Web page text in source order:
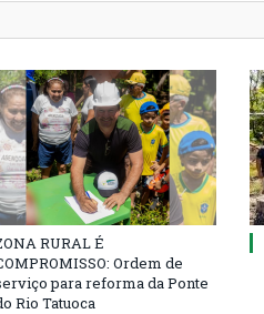
RURAL É
Ordem de
para reforma da Ponte
Rio Tatuoca